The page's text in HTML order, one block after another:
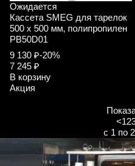
Ожидается
Кассета SMEG для тарелок
500 х 500 мм, полипропилен
PB50D01
9 130 ₽-20%
7 245 ₽
В корзину
Акция
<12
с 1 по